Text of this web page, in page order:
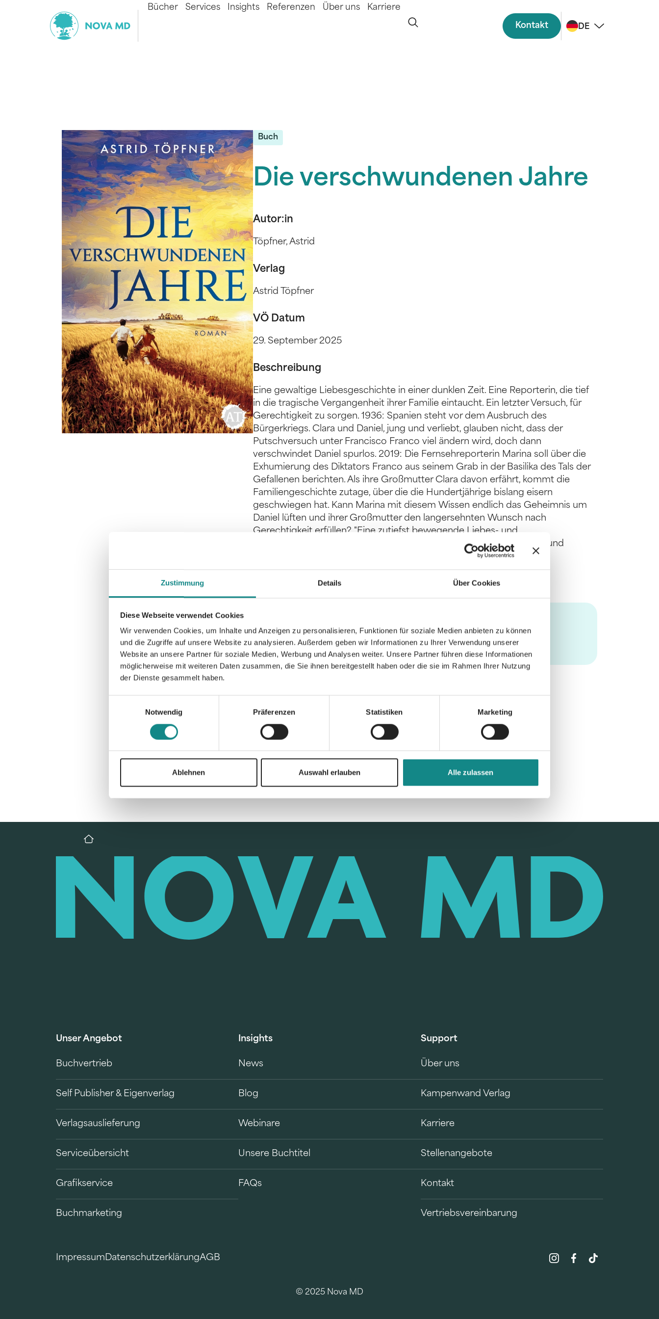
Zustimmung Details Über Cookies
Diese Webseite verwendet Cookies
Wir verwenden Cookies, um Inhalte und Anzeigen zu personalisieren, Funktionen für soziale Medien anbieten zu können
und die Zugriffe auf unsere Website zu analysieren. Außerdem geben wir Informationen zu Ihrer Verwendung unserer
Website an unsere Partner für soziale Medien, Werbung und Analysen weiter. Unsere Partner führen diese Informationen
möglicherweise mit weiteren Daten zusammen, die Sie ihnen bereitgestellt haben oder die sie im Rahmen Ihrer Nutzung
der Dienste gesammelt haben.
Notwendig
Präferenzen Statistiken Marketing
Ablehnen Auswahl erlauben Alle zulassen
Bücher Services Insights Referenzen Über uns Karriere
Kontakt DE
Buch
Die verschwundenen Jahre
Autor:in
Töpfner, Astrid
Verlag
Astrid Töpfner
VÖ Datum
29. September 2025
Beschreibung
Eine gewaltige Liebesgeschichte in einer dunklen Zeit. Eine Reporterin, die tief
in die tragische Vergangenheit ihrer Familie eintaucht. Ein letzter Versuch, für
Gerechtigkeit zu sorgen. 1936: Spanien steht vor dem Ausbruch des
Bürgerkriegs. Clara und Daniel, jung und verliebt, glauben nicht, dass der
Putschversuch unter Francisco Franco viel ändern wird, doch dann
verschwindet Daniel spurlos. 2019: Die Fernsehreporterin Marina soll über die
Exhumierung des Diktators Franco aus seinem Grab in der Basilika des Tals der
Gefallenen berichten. Als ihre Großmutter Clara davon erfährt, kommt die
Familiengeschichte zutage, über die die Hundertjährige bislang eisern
geschwiegen hat. Kann Marina mit diesem Wissen endlich das Geheimnis um
Daniel lüften und ihrer Großmutter den langersehnten Wunsch nach
Gerechtigkeit erfüllen? "Eine zutiefst bewegende Liebes- und
Familiengeschichte, sprachlich ungeheuer dicht und sinnlich erzählt, und
Informationen
PDF
Unser Angebot
Buchvertrieb
Self Publisher & Eigenverlag
Verlagsauslieferung
Serviceübersicht
Grafikservice
Buchmarketing
Insights
News
Blog
Webinare
Unsere Buchtitel
FAQs
Support
Über uns
Kampenwand Verlag
Karriere
Stellenangebote
Kontakt
Vertriebsvereinbarung
ImpressumDatenschutzerklärungAGB
© 2025 Nova MD